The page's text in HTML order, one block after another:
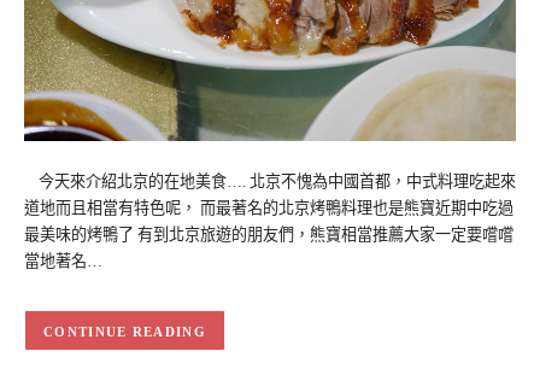
今天來介紹北京的在地美食…. 北京不愧為中國首都，中式料理吃起來
道地而且相當有特色呢， 而最著名的北京烤鴨料理也是熊寶近期中吃過
最美味的烤鴨了 有到北京旅遊的朋友們，熊寶相當推薦大家一定要嚐嚐
當地著名…
CONTINUE READING